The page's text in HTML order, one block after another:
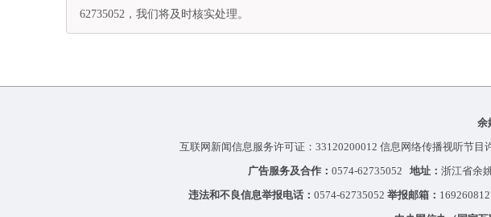
62735052，我们将及时核实处理。
余
互联网新闻信息服务许可证：33120200012 信息网络传播视听节目
广告服务及合作： 0574-62735052 地址： 浙江省余
违法和不良信息举报电话： 0574-62735052 举报邮箱：